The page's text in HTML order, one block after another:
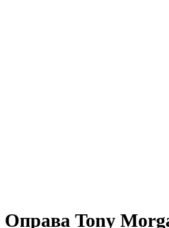
Оправа Tony